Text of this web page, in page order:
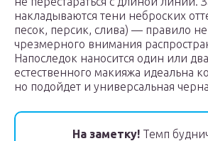
накладываются тени неброских
песок, персик, слива) — правило
чрезмерного внимания
Напоследок наносится один или
естественного макияжа идеальна
но подойдет и универсальная
На заметку! Темп